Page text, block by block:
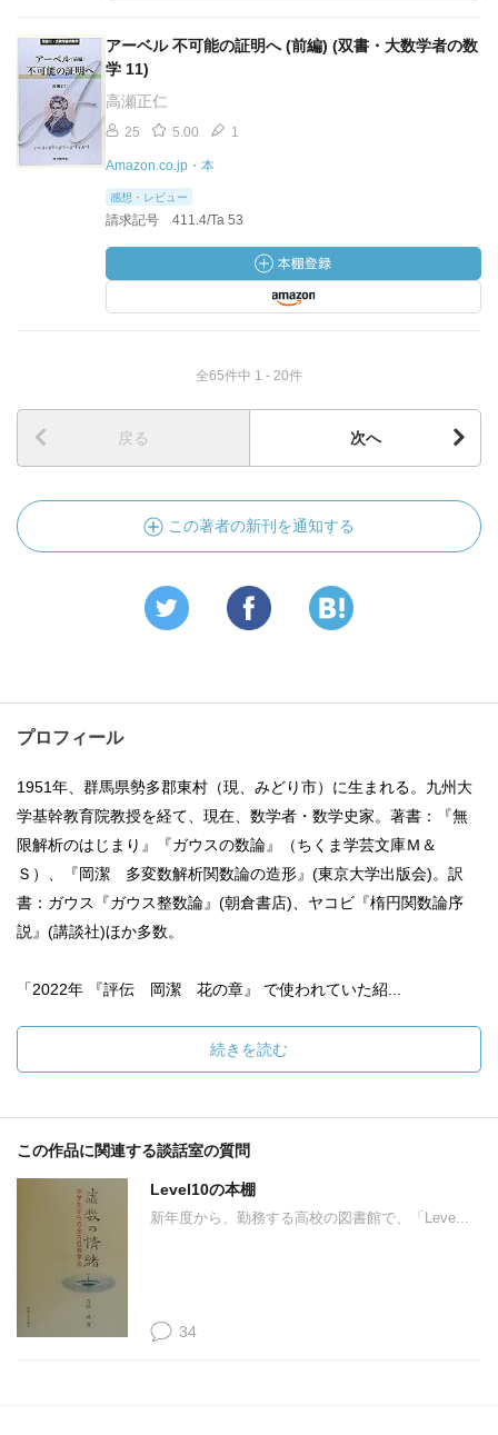
アーベル 不可能の証明へ (前編) (双書・大数学者の数
学 11)
高瀬正仁
25 5.00 1
Amazon.co.jp・本
感想・レビュー
請求記号 411.4/Ta 53
全65件中 1 - 20件
戻る 次へ
この著者の新刊を通知する
プロフィール
1951年、群馬県勢多郡東村（現、みどり市）に生まれる。九州大
学基幹教育院教授を経て、現在、数学者・数学史家。著書：『無
限解析のはじまり』『ガウスの数論』（ちくま学芸文庫Ｍ＆
Ｓ）、『岡潔 多変数解析関数論の造形』(東京大学出版会)。訳
書：ガウス『ガウス整数論』(朝倉書店)、ヤコビ『楕円関数論序
説』(講談社)ほか多数。
「2022年 『評伝 岡潔 花の章』 で使われていた紹...
続きを読む
この作品に関連する談話室の質問
Level10の本棚
新年度から、勤務する高校の図書館で、「Leve...
34